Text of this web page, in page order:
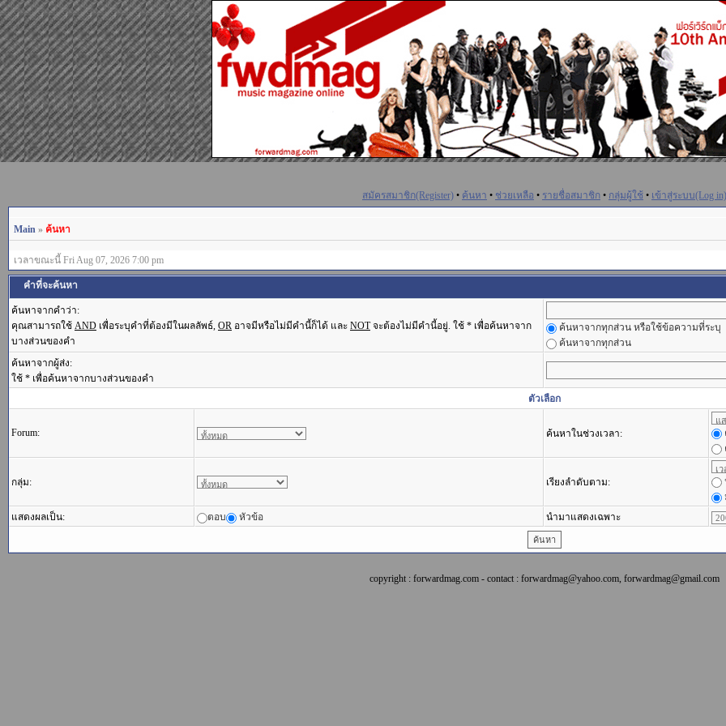
สมัครสมาชิก(Register) • ค้นหา • ช่วยเหลือ • รายชื่อสมาชิก • กลุ่มผู้ใช้ • เข้าสู่ระบบ(Log in)
Main » ค้นหา
เวลาขณะนี้ Fri Aug 07, 2026 7:00 pm
คำที่จะค้นหา
ค้นหาจากคำว่า:
คุณสามารถใช้ AND เพื่อระบุคำที่ต้องมีในผลลัพธ์, OR อาจมีหรือไม่มีคำนี้ก็ได้ และ NOTจะต้องไม่มีคำนี้อยู่. ใช้ * เพื่อค้นหาจาก
บางส่วนของคำ
ค้นหาจากทุกส่วน หรือใช้ข้อความที่ระบุ
ค้นหาจากทุกส่วน
ค้นหาจากผู้ส่ง:
ใช้ * เพื่อค้นหาจากบางส่วนของคำ
ตัวเลือก
Forum: ค้นหาในช่วงเวลา:
กลุ่ม: เรียงลำดับตาม:
แสดงผลเป็น:
ตอบ หัวข้อ นำมาแสดงเฉพาะ
copyright : forwardmag.com - contact : forwardmag@yahoo.com, forwardmag@gmail.com